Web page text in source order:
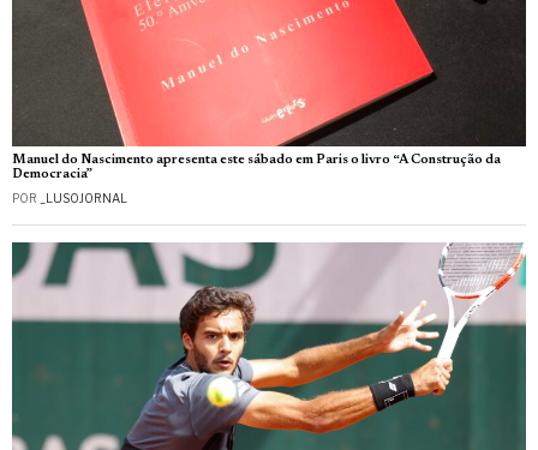
Manuel do Nascimento apresenta este sábado em Paris o livro “A Construção da
Democracia”
POR _LUSOJORNAL